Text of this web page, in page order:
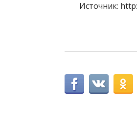
Источник: